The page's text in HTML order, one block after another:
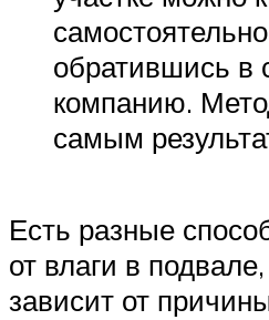
обратившись в
компанию.
самым
Есть разные
от влаги в
зависит от